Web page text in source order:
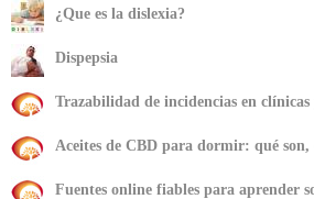
¿Que es la dislexia?
Dispepsia
Trazabilidad de incidencias en
importa para la calidad asistencial
Aceites de CBD para dormir: qué
precauciones
Fuentes online fiables para aprender